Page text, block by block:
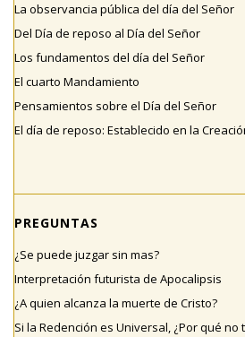
La observancia pública del día del Señor
Del Día de reposo al Día del Señor
Los fundamentos del día del Señor
El cuarto Mandamiento
Pensamientos sobre el Día del Señor
El día de reposo: Establecido en la
PREGUNTAS
¿Se puede juzgar sin mas?
Interpretación futurista de Apocalipsis
¿A quien alcanza la muerte de Cristo?
Si la Redención es Universal, ¿Por qué no